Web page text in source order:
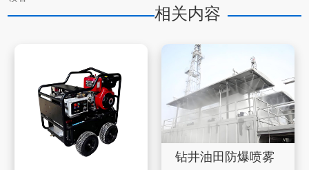
相关内容
钻井油田防爆喷雾